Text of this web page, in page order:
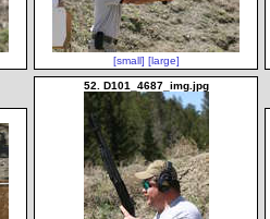
[small] [large]
52. D101_4687_img.jpg